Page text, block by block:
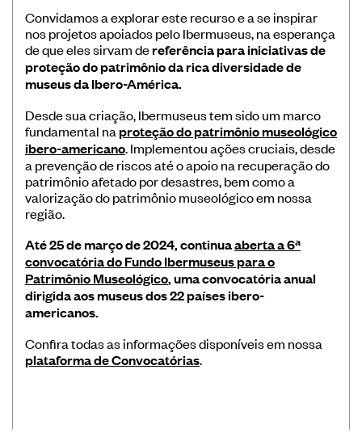
Assine nossa newsletter
Convidamos a explorar este recurso e a se inspirar
nos projetos apoiados pelo Ibermuseus, na esperança
de que eles sirvam dereferência para iniciativas de
proteção do patrimônio da rica diversidade de
museus da Ibero-América.
Desde sua criação, Ibermuseus tem sido um marco
fundamental naproteção do patrimônio museológico
ibero-americano. Implementou ações cruciais, desde
a prevenção de riscos até o apoio na recuperação do
patrimônio afetado por desastres, bem como a
valorização do patrimônio museológico em nossa
região.
Até 25 de março de 2024, continuaaberta a 6ª
convocatória do Fundo Ibermuseus para o
Patrimônio Museológico, uma convocatória anual
dirigida aos museus dos 22 países ibero-
americanos.
Confira todas as informações disponíveis em nossa
plataforma de Convocatórias.